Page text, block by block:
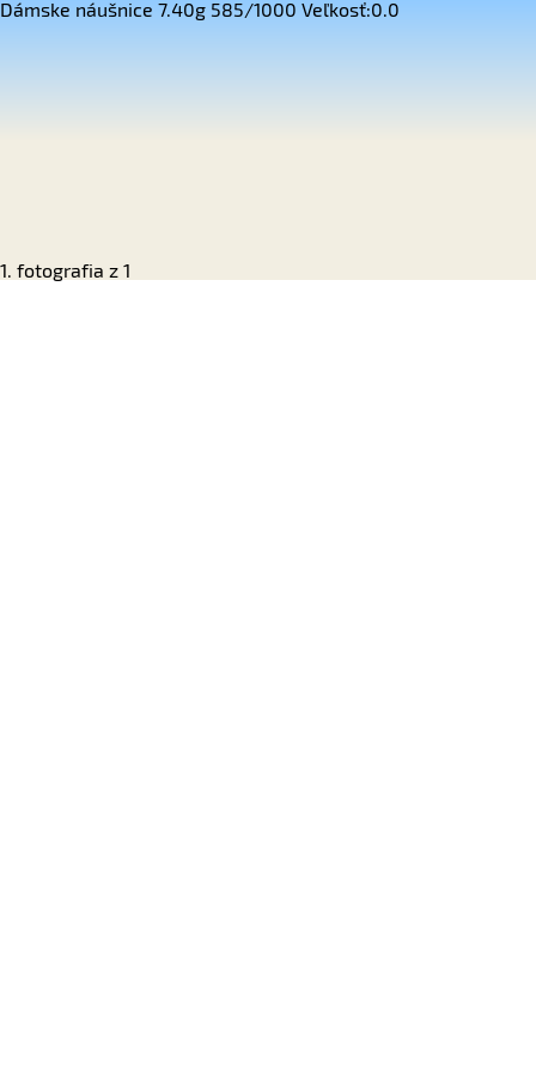
Dámske náušnice 7.40g 585/1000 Veľkosť:0.0
1. fotografia z 1